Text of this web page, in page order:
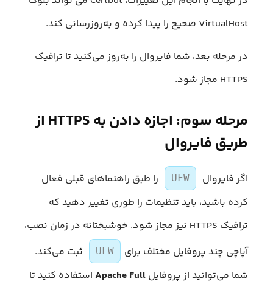
VirtualHost صحیح را پیدا کرده و به‌روزرسانی کند.
در مرحله بعد، شما فایروال را به‌روز می‌کنید تا ترافیک
HTTPS مجاز شود.
مرحله سوم: اجازه دادن به HTTPS از
طریق فایروال
اگر فایروال UFW
را طبق راهنماهای قبلی فعال
کرده باشید، باید تنظیمات را طوری تغییر دهید که
ترافیک HTTPS نیز مجاز شود. خوشبختانه در زمان نصب،
آپاچی چند پروفایل مختلف برای
UFW
ثبت می‌کند.
شما می‌توانید از پروفایل Apache Full استفاده کنید تا